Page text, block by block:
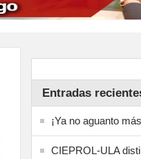
Entradas
¡Ya no aguanto
CIEPROL-ULA